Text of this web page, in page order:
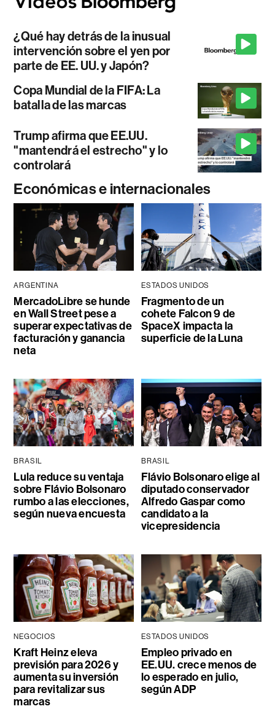
¿Qué hay detrás de la inusual
intervención sobre el yen por
parte de EE. UU. y Japón?
Copa Mundial de la FIFA: La
batalla de las marcas
Trump afirma que EE.UU.
"mantendrá el estrecho" y lo
controlará
Económicas e internacionales
ARGENTINA
MercadoLibre se hunde
en Wall Street pese a
superar expectativas de
facturación y ganancia
neta
ESTADOS UNIDOS
Fragmento de un
cohete Falcon 9 de
SpaceX impacta la
superficie de la Luna
BRASIL
Lula reduce su ventaja
sobre Flávio Bolsonaro
rumbo a las elecciones,
según nueva encuesta
BRASIL
Flávio Bolsonaro elige al
diputado conservador
Alfredo Gaspar como
candidato a la
vicepresidencia
NEGOCIOS
Kraft Heinz eleva
previsión para 2026 y
aumenta su inversión
para revitalizar sus
marcas
ESTADOS UNIDOS
Empleo privado en
EE.UU. crece menos de
lo esperado en julio,
según ADP